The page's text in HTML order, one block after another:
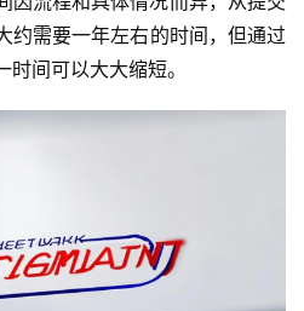
约需要一年左右的时间，但通过
间可以大大缩短。